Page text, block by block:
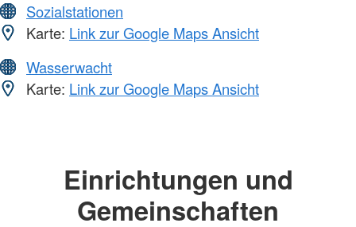
Sozialstationen
Karte: Link zur Google Maps Ansicht
Wasserwacht
Karte: Link zur Google Maps Ansicht
Einrichtungen und
Gemeinschaften